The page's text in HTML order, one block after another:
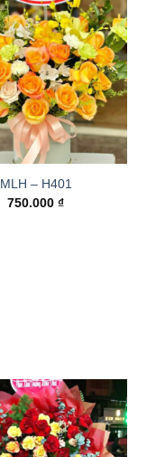
MLH – H401
750.000₫